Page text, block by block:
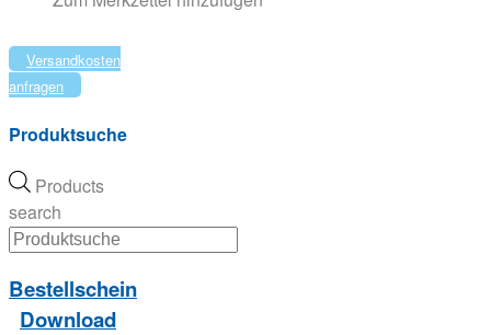
Versandkosten
anfragen
Produktsuche
Products
search
Bestellschein
Download